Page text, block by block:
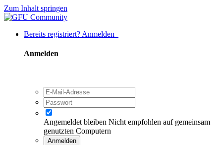
Zum Inhalt springen
Bereits registriert? Anmelden
Anmelden
Angemeldet bleiben Nicht empfohlen auf gemeinsam
genutzten Computern
Anmelden